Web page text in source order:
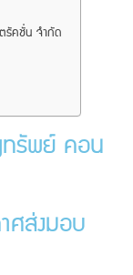
รัคชั่น จำกัด
รัพย์ คอน
ส่งมอบ